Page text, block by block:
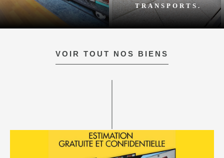
TRANSPORTS.
VOIR TOUT NOS BIENS